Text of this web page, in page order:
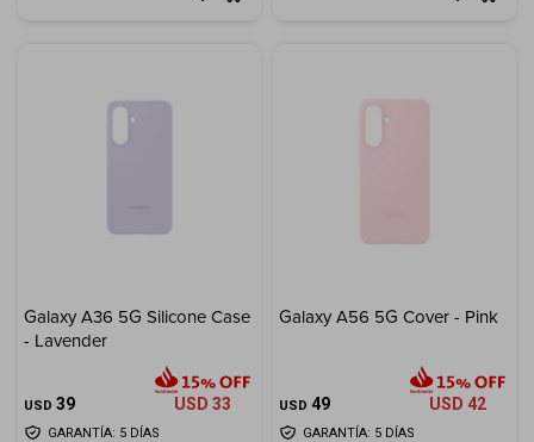
Galaxy A36 5G Silicone Case
- Lavender
USD 39 USD 33
GARANTÍA: 5 DÍAS
Galaxy A56 5G Cover - Pink
USD 49 USD 42
GARANTÍA: 5 DÍAS